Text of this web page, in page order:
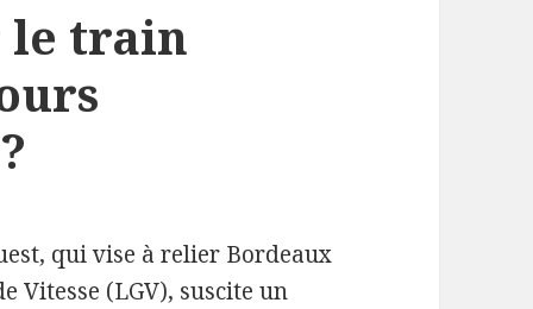
le train
qui vise à relier Bordeaux
Vitesse (LGV), suscite un